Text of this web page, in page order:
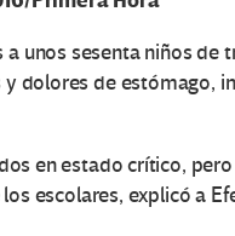
unos sesenta niños de
dolores de estómago,
en estado crítico,
escolares, explicó a